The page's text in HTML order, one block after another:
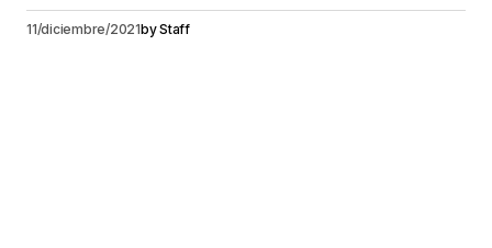
11/diciembre/2021byStaff